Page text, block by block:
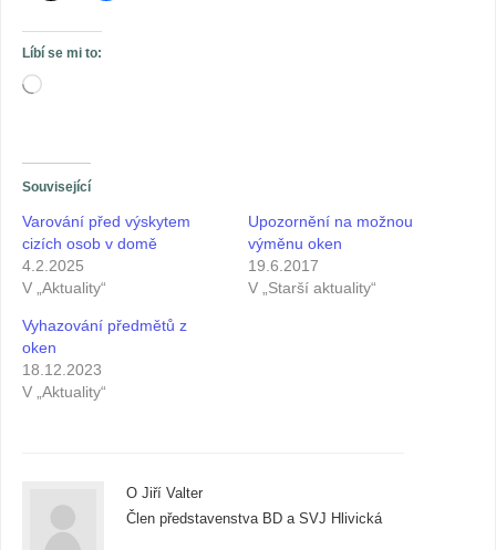
Líbí se mi to:
Související
Varování před výskytem
cizích osob v domě
4.2.2025
V „Aktuality“
Upozornění na možnou
výměnu oken
19.6.2017
V „Starší aktuality“
Vyhazování předmětů z
oken
18.12.2023
V „Aktuality“
O Jiří Valter
Člen představenstva BD a SVJ Hlivická